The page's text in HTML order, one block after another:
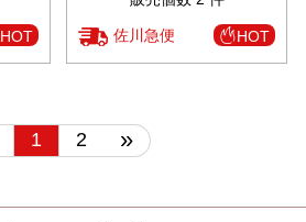
HOT 佐川急便 HOT
1 2 »